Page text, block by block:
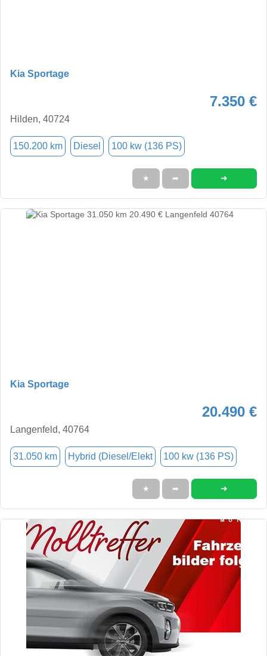
Kia Sportage
7.350 €
Hilden, 40724
150.200 km Diesel 100 kw (136 PS)
★ ➦ ➜
Kia Sportage
20.490 €
Langenfeld, 40764
31.050 km Hybrid (Diesel/Elekt 100 kw (136 PS)
★ ➦ ➜